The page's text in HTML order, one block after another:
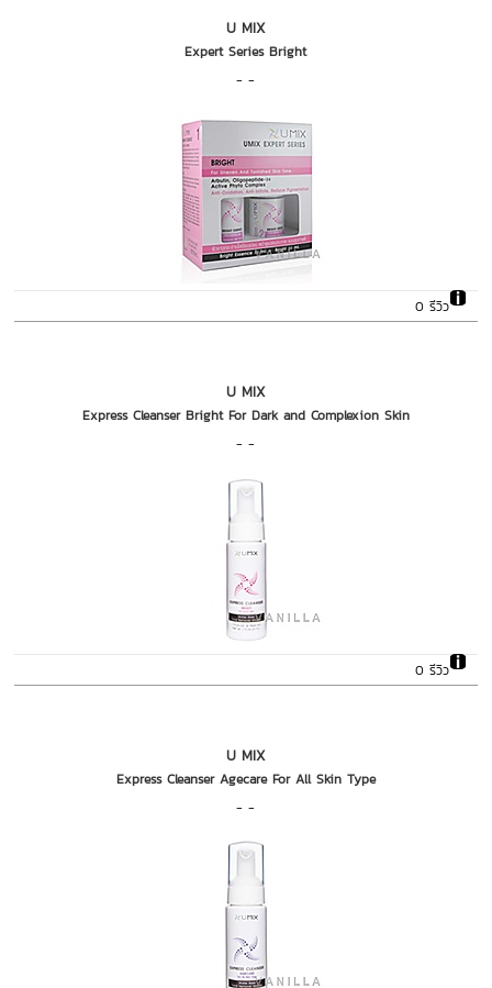
U MIX
Expert Series Bright
- -
0 รีวิว
U MIX
Express Cleanser Bright For Dark and Complexion Skin
- -
0 รีวิว
U MIX
Express Cleanser Agecare For All Skin Type
- -